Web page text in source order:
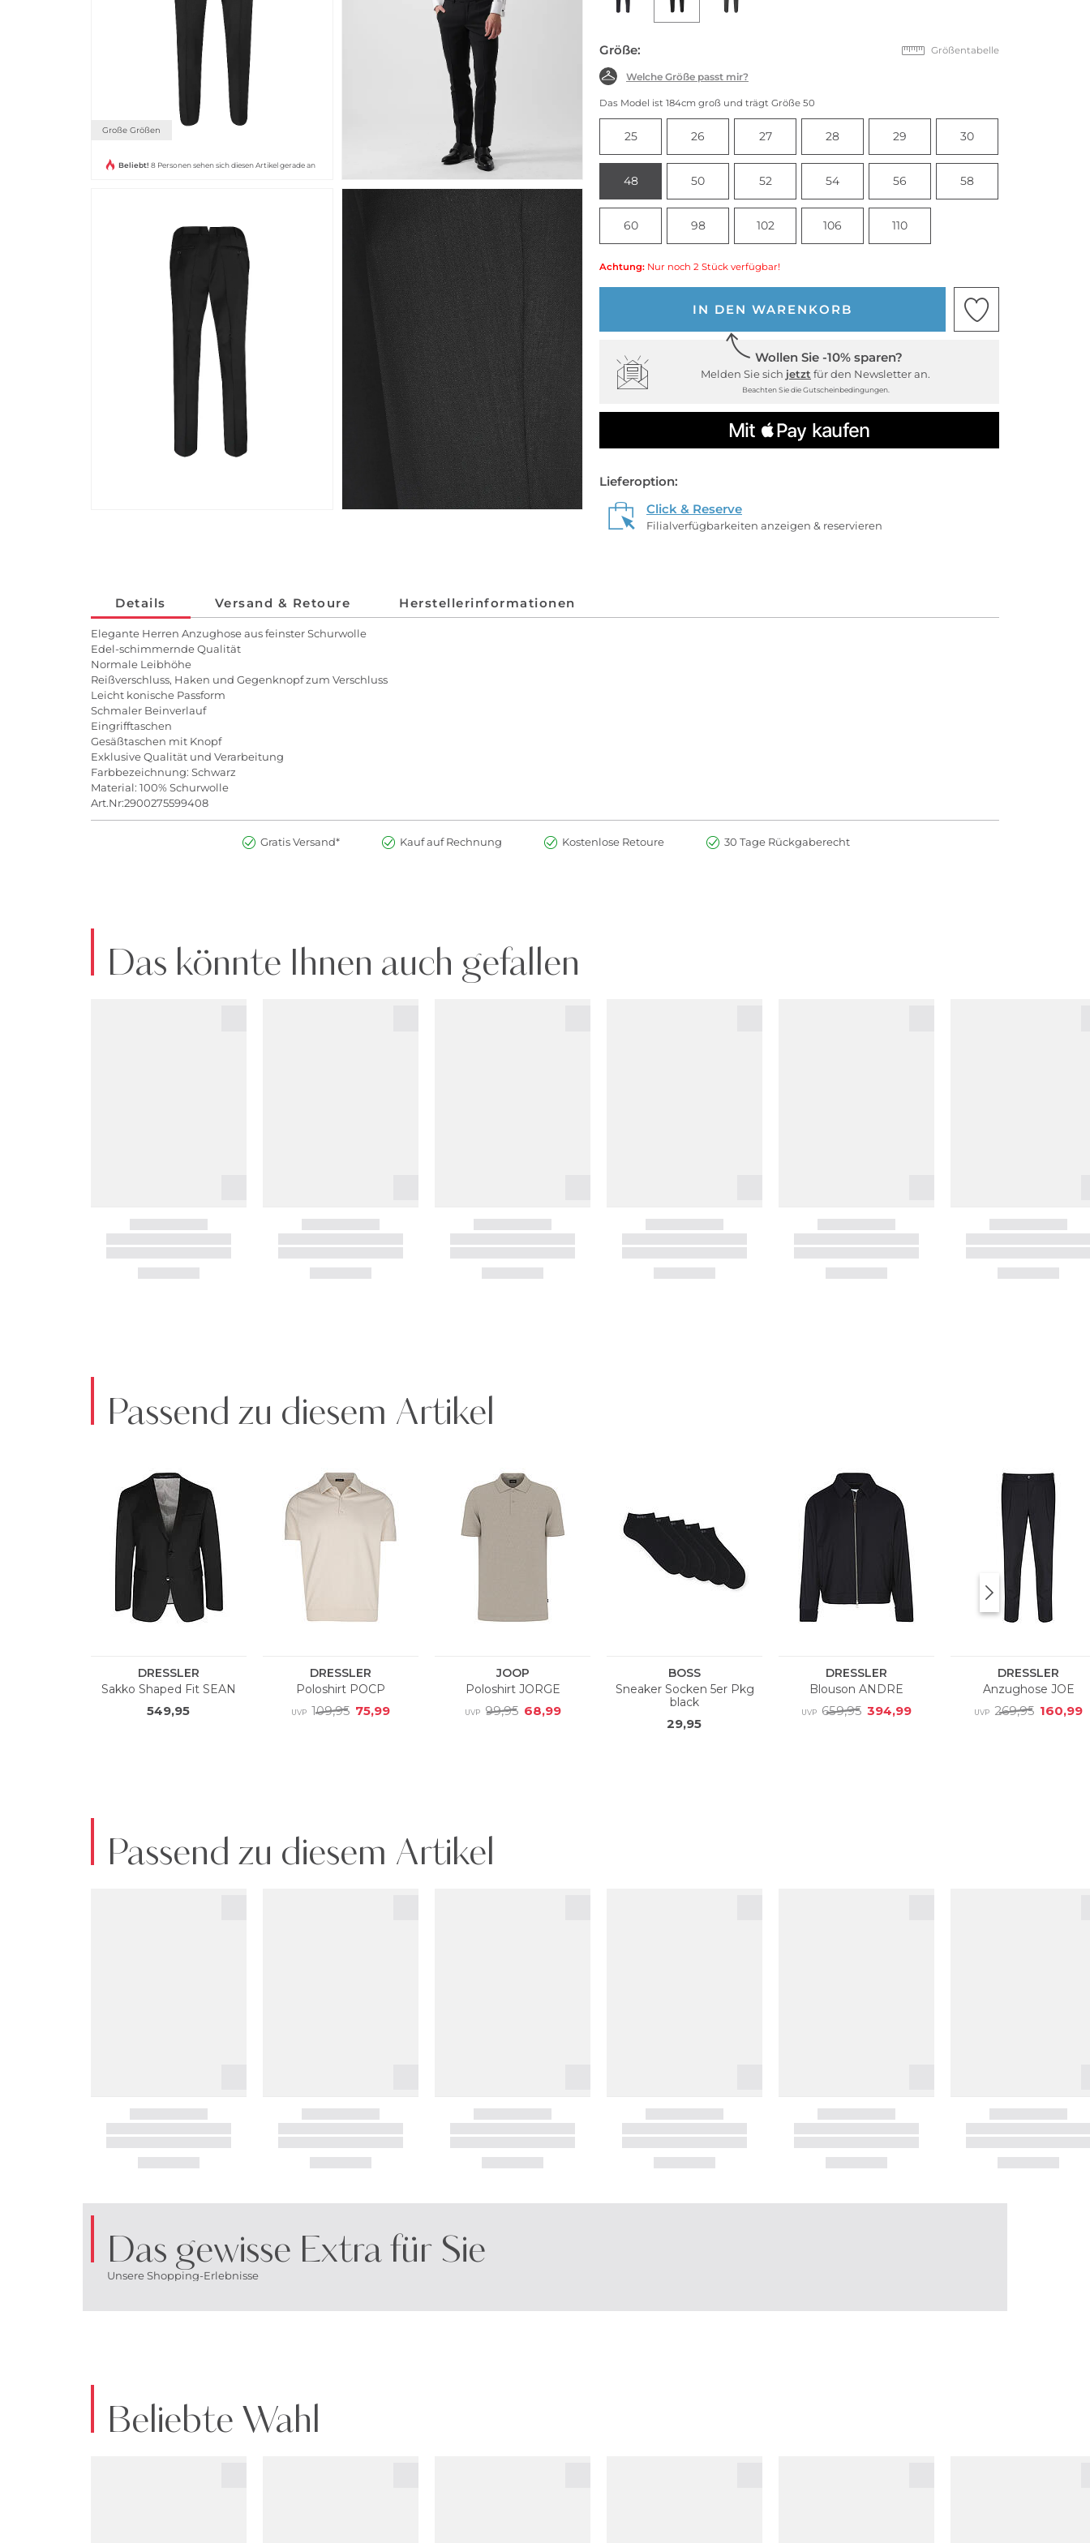
Große Größen
Beliebt! 8 Personen sehen sich diesen Artikel gerade an
Größe: Größentabelle
Welche Größe passt mir?
Das Model ist 184cm groß und trägt Größe 50
25 26 27 28 29 30
48 50 52 54 56 58
60 98 102 106 110
Achtung: Nur noch 2 Stück verfügbar!
IN DEN WARENKORB
Wollen Sie -10% sparen?
Melden Sie sich jetzt für den Newsletter an.
Beachten Sie die Gutscheinbedingungen.
Lieferoption:
Click & Reserve
Filialverfügbarkeiten anzeigen & reservieren
Details Versand & Retoure Herstellerinformationen
Elegante Herren Anzughose aus feinster Schurwolle
Edel-schimmernde Qualität
Normale Leibhöhe
Reißverschluss, Haken und Gegenknopf zum Verschluss
Leicht konische Passform
Schmaler Beinverlauf
Eingrifftaschen
Gesäßtaschen mit Knopf
Exklusive Qualität und Verarbeitung
Farbbezeichnung: Schwarz
Material: 100% Schurwolle
Art.Nr:2900275599408
Gratis Versand* Kauf auf Rechnung Kostenlose Retoure 30 Tage Rückgaberecht
Das könnte Ihnen auch gefallen
Passend zu diesem Artikel
Passend zu diesem Artikel
Das gewisse Extra für Sie
Unsere Shopping-Erlebnisse
Beliebte Wahl